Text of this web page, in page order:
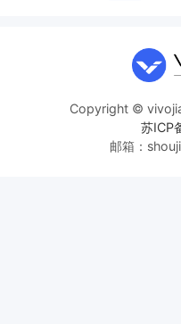
Copyright ©
苏ICP
邮箱：